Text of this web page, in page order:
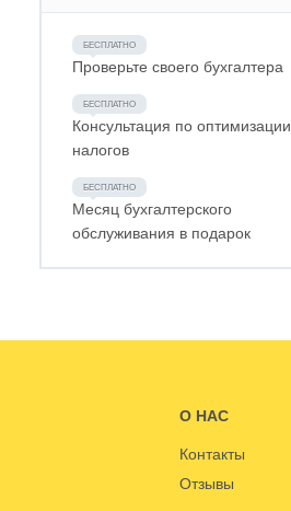
Проверьте своего бухгалтера
Консультация по оптимизации
налогов
Месяц бухгалтерского
обслуживания в подарок
О НАС
Контакты
Отзывы